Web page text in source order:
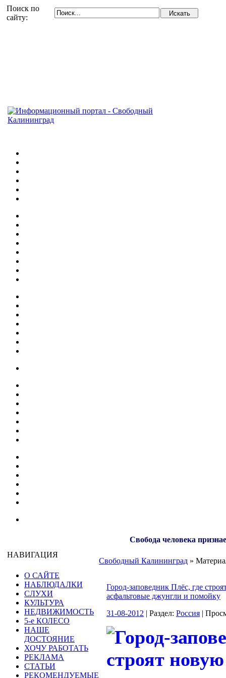
Поиск по
сайту:
Свобода человека
НАВИГАЦИЯ
О САЙТЕ
НАБЛЮДАЛКИ
СЛУХИ
КУЛЬТУРА
НЕДВИЖИМОСТЬ
5-е КОЛЕСО
НАШЕ
ДОСТОЯНИЕ
ХОЧУ РАБОТАТЬ
РЕКЛАМА
СТАТЬИ
РЕКОМЕНДУЕМЫЕ
Свободный Калининград »
Город-заповедник Плёс, где
асфальтовые джунгли и помойку
31-08-2012 | Раздел: Россия |